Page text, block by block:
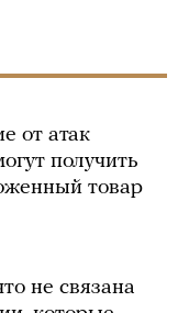
от атак
получить
товар
не связана